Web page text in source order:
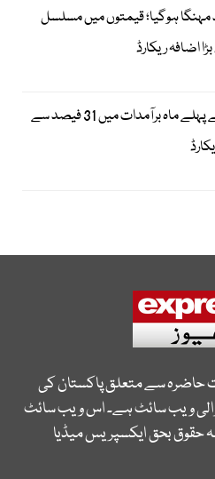
مہنگا ہوگیا؛ قیمتوں میں مسلسل
اضافہ ریکارڈ
مالی سال کے پہلے ماہ برآمدات میں 31 فیصد سے
حاضرہ سے متعلق پاکستان کی
ویب سائٹ ہے۔ اس ویب سائٹ
حقوق بحق ایکسپریس میڈیا